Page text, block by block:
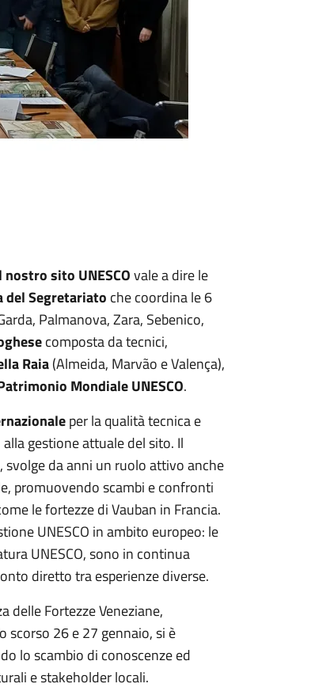
sito UNESCOvale a dire le
del Segretariato che coordina le 6
Palmanova, Zara, Sebenico,
composta da tecnici,
Raia(Almeida, Marvão e Valença),
Mondiale UNESCO.
per la qualità tecnica e
gestione attuale del sito. Il
svolge da anni un ruolo attivo anche
promuovendo scambi e confronti
le fortezze di Vauban in Francia.
UNESCO in ambito europeo: le
UNESCO, sono in continua
diretto tra esperienze diverse.
delle Fortezze Veneziane,
scorso 26 e 27 gennaio, si è
lo scambio di conoscenze ed
e stakeholder locali.